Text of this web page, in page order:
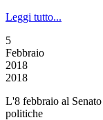
Leggi tutto...
5
Febbraio
2018
2018
L'8 febbraio al
politiche